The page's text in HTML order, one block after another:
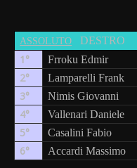
ASSOLUTO DESTRO
1° Frroku Edmir
2° Lamparelli Frank
3° Nimis Giovanni
4° Vallenari Daniele
5° Casalini Fabio
6° Accardi Massimo